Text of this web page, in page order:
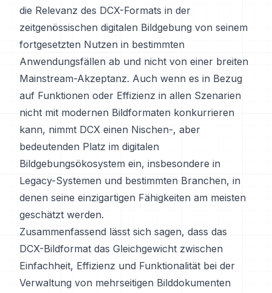
die Relevanz des DCX-Formats in der
zeitgenössischen digitalen Bildgebung von seinem
fortgesetzten Nutzen in bestimmten
Anwendungsfällen ab und nicht von einer breiten
Mainstream-Akzeptanz. Auch wenn es in Bezug
auf Funktionen oder Effizienz in allen Szenarien
nicht mit modernen Bildformaten konkurrieren
kann, nimmt DCX einen Nischen-, aber
bedeutenden Platz im digitalen
Bildgebungsökosystem ein, insbesondere in
Legacy-Systemen und bestimmten Branchen, in
denen seine einzigartigen Fähigkeiten am meisten
geschätzt werden.
Zusammenfassend lässt sich sagen, dass das
DCX-Bildformat das Gleichgewicht zwischen
Einfachheit, Effizienz und Funktionalität bei der
Verwaltung von mehrseitigen Bilddokumenten